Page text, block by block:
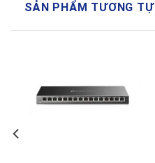
SẢN PHẨM TƯƠNG TỰ